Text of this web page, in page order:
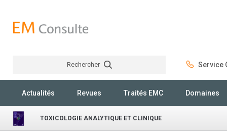
Rechercher Service
Actualités Revues Traités EMC Domaines
TOXICOLOGIE ANALYTIQUE ET CLINIQUE